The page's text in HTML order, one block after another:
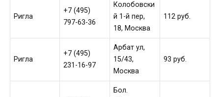
Ригла
+7 (495)
797-63-36
Колобовски
й 1-й пер,
18, Москва
112 руб.
Ригла
+7 (495)
231-16-97
Арбат ул,
15/43,
Москва
93 руб.
Бол.